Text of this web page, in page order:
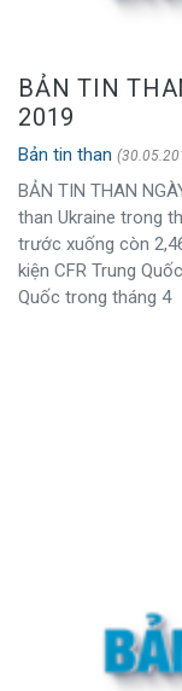
BẢN TIN
2019
Bản tin than
BẢN TIN THAN
than Ukraine trong
trước xuống còn
kiện CFR Trung
Quốc trong tháng 4